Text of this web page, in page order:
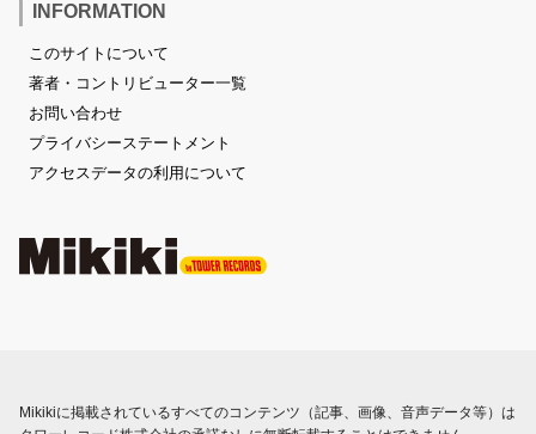
INFORMATION
このサイトについて
著者・コントリビューター一覧
お問い合わせ
プライバシーステートメント
アクセスデータの利用について
Mikikiに掲載されているすべてのコンテンツ（記事、画像、音声データ等）は